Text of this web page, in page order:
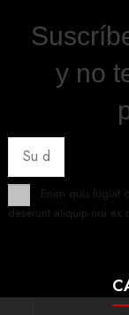
y no
Enim quis fugiat
deserunt aliquip nisi ex